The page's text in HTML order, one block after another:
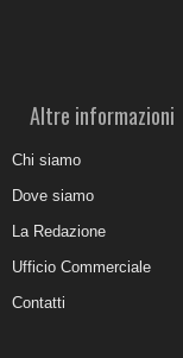
Altre informazioni
Chi siamo
Dove siamo
La Redazione
Ufficio Commerciale
Contatti